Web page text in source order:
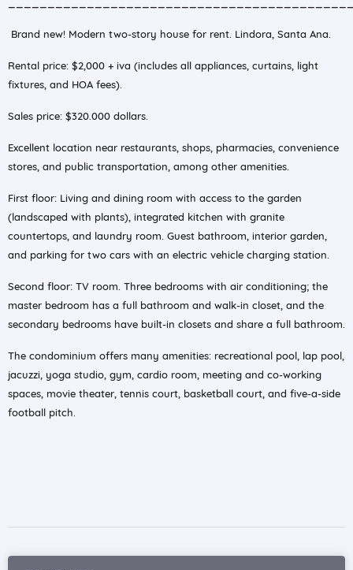
Brand new! Modern two-story house for rent. Lindora, Santa Ana.
Rental price: $2,000 + iva (includes all appliances, curtains, light
fixtures, and HOA fees).
Sales price: $320.000 dollars.
Excellent location near restaurants, shops, pharmacies, convenience
stores, and public transportation, among other amenities.
First floor: Living and dining room with access to the garden
(landscaped with plants), integrated kitchen with granite
countertops, and laundry room. Guest bathroom, interior garden,
and parking for two cars with an electric vehicle charging station.
Second floor: TV room. Three bedrooms with air conditioning; the
master bedroom has a full bathroom and walk-in closet, and the
secondary bedrooms have built-in closets and share a full bathroom.
The condominium offers many amenities: recreational pool, lap pool,
jacuzzi, yoga studio, gym, cardio room, meeting and co-working
spaces, movie theater, tennis court, basketball court, and five-a-side
football pitch.